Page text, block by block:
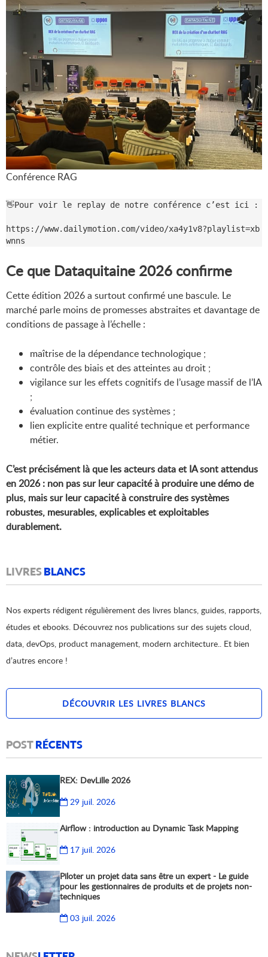
Conférence RAG
👋Pour voir le replay de notre conférence c’est ici :
https: //www.dailymotion.com/video/xa4y1v8?playlist=xb
wnns
Ce que Dataquitaine 2026 confirme
Cette édition 2026 a surtout confirmé une bascule. Le
marché parle moins de promesses abstraites et davantage de
conditions de passage à l’échelle :
maîtrise de la dépendance technologique ;
contrôle des biais et des atteintes au droit ;
vigilance sur les effets cognitifs de l’usage massif de l’IA
;
évaluation continue des systèmes ;
lien explicite entre qualité technique et performance
métier.
C’est précisément là que les acteurs data et IA sont attendus
en 2026 : non pas sur leur capacité à produire une démo de
plus, mais sur leur capacité à construire des systèmes
robustes, mesurables, explicables et exploitables
durablement.
LIVRESBLANCS
Nos experts rédigent régulièrement des livres blancs, guides, rapports,
études et ebooks. Découvrez nos publications sur des sujets cloud,
data, devOps, product management, modern architecture.. Et bien
d’autres encore !
DÉCOUVRIR LES LIVRES BLANCS
POSTRÉCENTS
REX: DevLille 2026
29 juil. 2026
Airflow : introduction au Dynamic Task Mapping
17 juil. 2026
Piloter un projet data sans être un expert - Le guide
pour les gestionnaires de produits et de projets non-
techniques
03 juil. 2026